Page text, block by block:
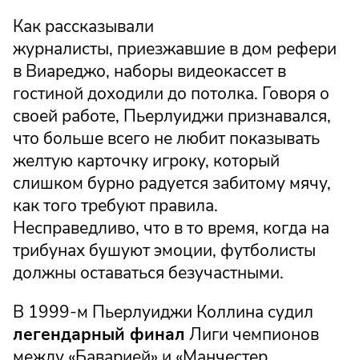
Как рассказывали
журналисты, приезжавшие в дом рефери
в Виареджо, наборы видеокассет в
гостиной доходили до потолка. Говоря о
своей работе, Пьерлуиджи признавался,
что больше всего не любит показывать
желтую карточку игроку, который
слишком бурно радуется забитому мячу,
как того требуют правила.
Несправедливо, что в то время, когда на
трибунах бушуют эмоции, футболисты
должны оставаться безучастными.
В 1999-м Пьерлуиджи Коллина судил
легендарный финал Лиги чемпионов